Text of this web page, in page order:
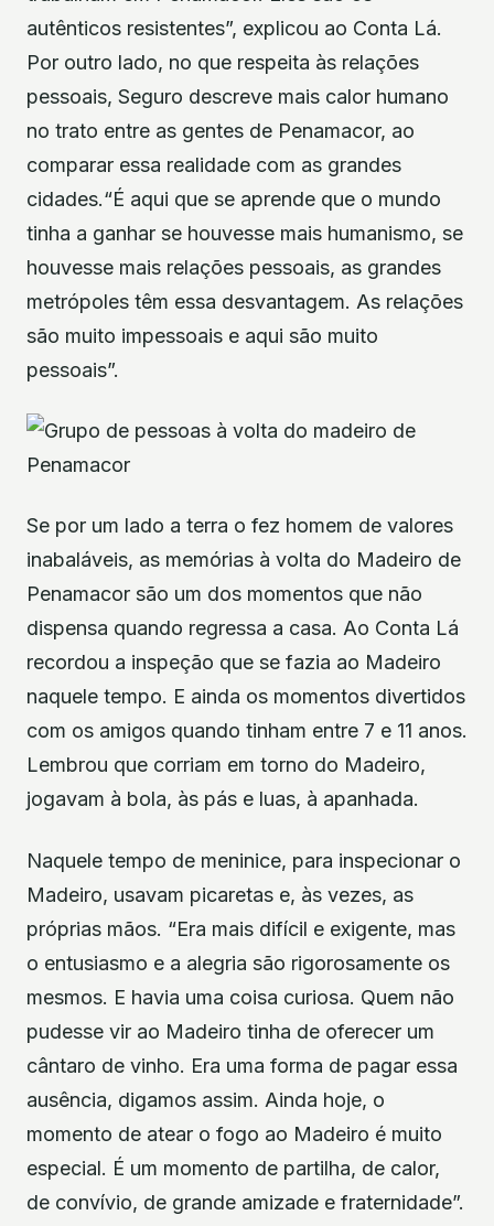
autênticos resistentes”, explicou ao Conta Lá.
Por outro lado, no que respeita às relações
pessoais, Seguro descreve mais calor humano
no trato entre as gentes de Penamacor, ao
comparar essa realidade com as grandes
cidades.“É aqui que se aprende que o mundo
tinha a ganhar se houvesse mais humanismo, se
houvesse mais relações pessoais, as grandes
metrópoles têm essa desvantagem. As relações
são muito impessoais e aqui são muito
pessoais”.
Se por um lado a terra o fez homem de valores
inabaláveis, as memórias à volta do Madeiro de
Penamacor são um dos momentos que não
dispensa quando regressa a casa. Ao Conta Lá
recordou a inspeção que se fazia ao Madeiro
naquele tempo. E ainda os momentos divertidos
com os amigos quando tinham entre 7 e 11 anos.
Lembrou que corriam em torno do Madeiro,
jogavam à bola, às pás e luas, à apanhada.
Naquele tempo de meninice, para inspecionar o
Madeiro, usavam picaretas e, às vezes, as
próprias mãos. “Era mais difícil e exigente, mas
o entusiasmo e a alegria são rigorosamente os
mesmos. E havia uma coisa curiosa. Quem não
pudesse vir ao Madeiro tinha de oferecer um
cântaro de vinho. Era uma forma de pagar essa
ausência, digamos assim. Ainda hoje, o
momento de atear o fogo ao Madeiro é muito
especial. É um momento de partilha, de calor,
de convívio, de grande amizade e fraternidade”.